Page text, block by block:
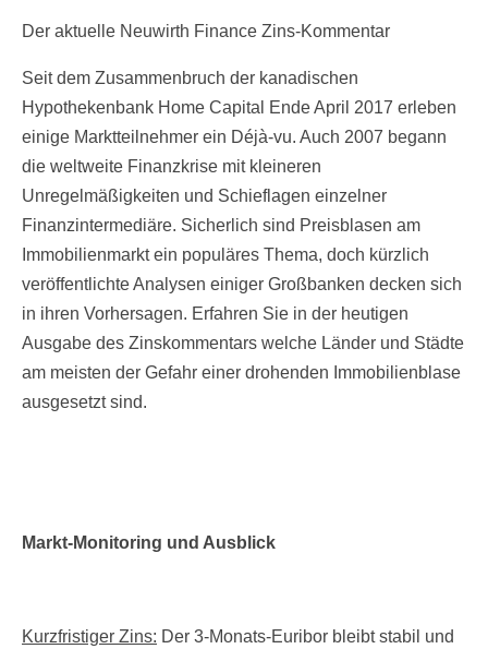
Der aktuelle Neuwirth Finance Zins-Kommentar
Seit dem Zusammenbruch der kanadischen
Hypothekenbank Home Capital Ende April 2017 erleben
einige Marktteilnehmer ein Déjà-vu. Auch 2007 begann
die weltweite Finanzkrise mit kleineren
Unregelmäßigkeiten und Schieflagen einzelner
Finanzintermediäre. Sicherlich sind Preisblasen am
Immobilienmarkt ein populäres Thema, doch kürzlich
veröffentlichte Analysen einiger Großbanken decken sich
in ihren Vorhersagen. Erfahren Sie in der heutigen
Ausgabe des Zinskommentars welche Länder und Städte
am meisten der Gefahr einer drohenden Immobilienblase
ausgesetzt sind.
Markt-Monitoring und Ausblick
Kurzfristiger Zins: Der 3-Monats-Euribor bleibt stabil und